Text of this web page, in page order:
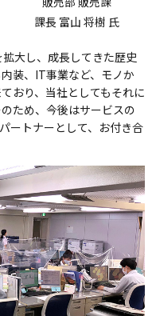
課長 富山 将樹 氏
大し、成長してきた歴史
装、IT事業など、モノか
おり、当社としてもそれに
ため、今後はサービスの
ートナーとして、お付き合